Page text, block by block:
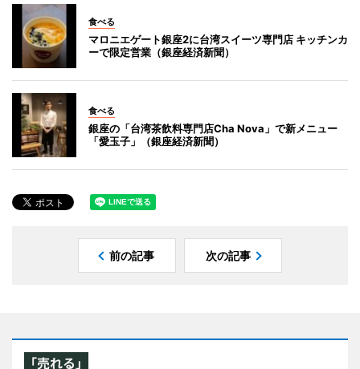
食べる
マロニエゲート銀座2に台湾スイーツ専門店 キッチンカ
ーで限定営業（銀座経済新聞）
食べる
銀座の「台湾茶飲料専門店Cha Nova」で新メニュー
「愛玉子」（銀座経済新聞）
前の記事 次の記事